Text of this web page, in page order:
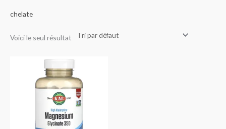
chelate
Voici le seul résultat